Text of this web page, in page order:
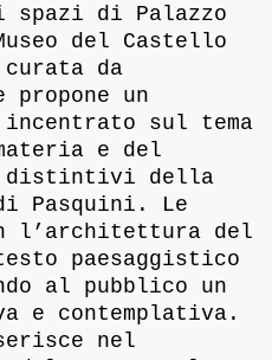
spazi di Palazzo
del Castello
da
propone un
sul tema
e del
distintivi della
Pasquini. Le
l’architettura del
paesaggistico
al pubblico un
e contemplativa.
nel